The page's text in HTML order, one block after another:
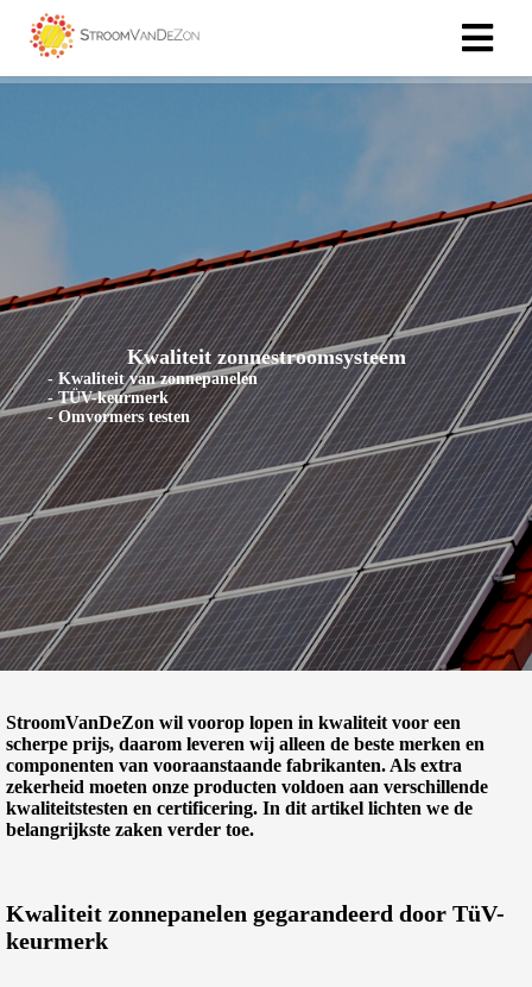
Kwaliteit zonnestroomsysteem
- Kwaliteit van zonnepanelen
- TÜV-keurmerk
- Omvormers testen
StroomVanDeZon wil voorop lopen in kwaliteit voor een
scherpe prijs, daarom leveren wij alleen de beste merken en
componenten van vooraanstaande fabrikanten. Als extra
zekerheid moeten onze producten voldoen aan verschillende
kwaliteitstesten en certificering. In dit artikel lichten we de
belangrijkste zaken verder toe.
Kwaliteit zonnepanelen gegarandeerd door TüV-
keurmerk